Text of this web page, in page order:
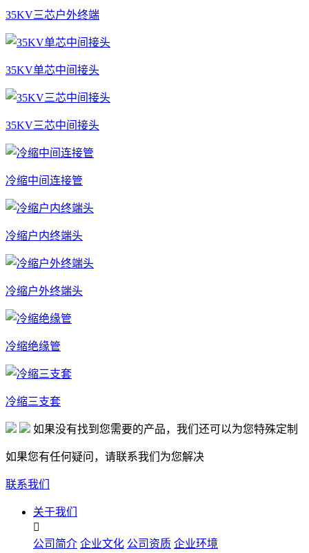
35KV三芯户外终端
35KV单芯中间接头
35KV三芯中间接头
冷缩中间连接管
冷缩户内终端头
冷缩户外终端头
冷缩绝缘管
冷缩三支套
如果没有找到您需要的产品，我们还可以为您特殊定制
如果您有任何疑问，请联系我们为您解决
联系我们
关于我们

公司简介 企业文化 公司资质 企业环境